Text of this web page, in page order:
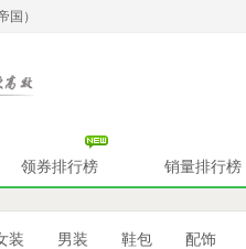
国）
领券排行榜 销量排行榜
装 男装 鞋包 配饰